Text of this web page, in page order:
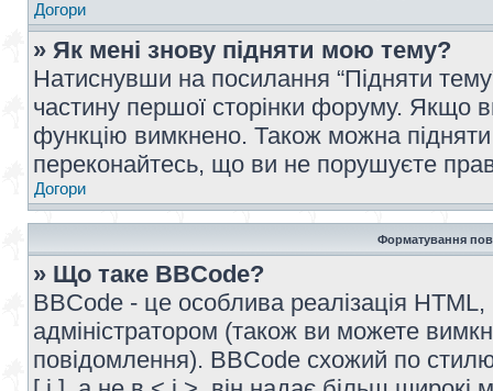
Догори
» Як мені знову підняти мою тему?
Натиснувши на посилання “Підняти
частину першої сторінки форуму. Якщо
функцію вимкнено. Також можна
переконайтесь, що ви не порушуєте
Догори
Форматування
» Що таке BBCode?
BBCode - це особлива реалізація
адміністратором (також ви можете
повідомлення). BBCode схожий по